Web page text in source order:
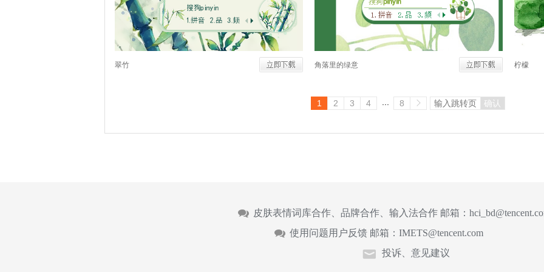
翠竹 角落里的绿意 柠檬
1 2 3 4 8 确认
皮肤表情词库合作、品牌合作、输入法合作 邮箱：
使用问题用户反馈 邮箱： IMETS@tencent.com
投诉、意见建议